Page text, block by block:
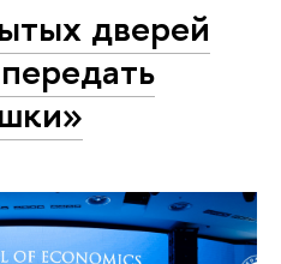
дверей